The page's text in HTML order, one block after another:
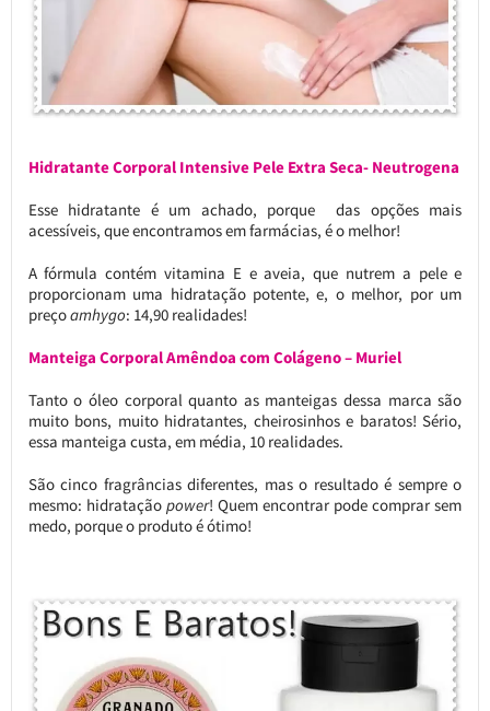
Hidratante Corporal Intensive Pele Extra Seca- Neutrogena
Esse hidratante é um achado, porque das opções mais
acessíveis, que encontramos em farmácias, é o melhor!
A fórmula contém vitamina E e aveia, que nutrem a pele e
proporcionam uma hidratação potente, e, o melhor, por um
preçoamhygo: 14,90 realidades!
Manteiga Corporal Amêndoa com Colágeno – Muriel
Tanto o óleo corporal quanto as manteigas dessa marca são
muito bons, muito hidratantes, cheirosinhos e baratos! Sério,
essa manteiga custa, em média, 10 realidades.
São cinco fragrâncias diferentes, mas o resultado é sempre o
mesmo: hidratação power! Quem encontrar pode comprar sem
medo, porque o produto é ótimo!